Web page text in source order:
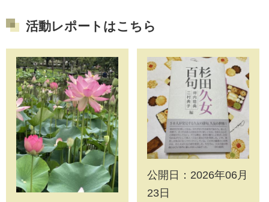
活動レポートはこちら
公開日：2026年06月
23日